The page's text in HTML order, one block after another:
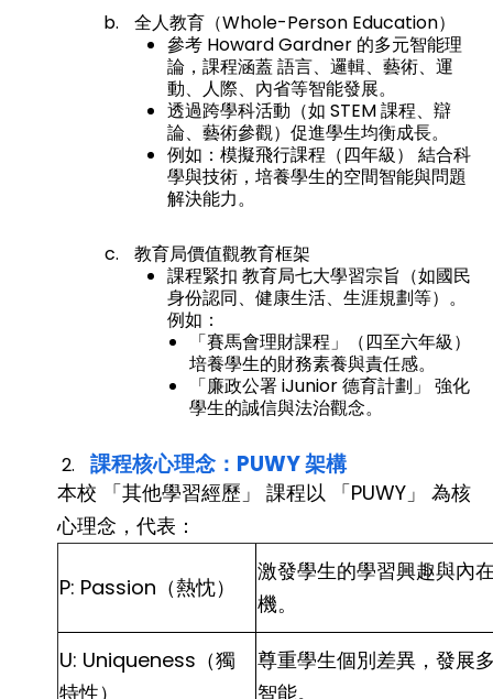
全人教育（Whole-Person Education）
參考 Howard Gardner 的多元智能理
論，課程涵蓋 語言、邏輯、藝術、運
動、人際、內省等智能發展。
透過跨學科活動（如 STEM 課程、辯
論、藝術參觀）促進學生均衡成長。
例如：模擬飛行課程（四年級） 結合科
學與技術，培養學生的空間智能與問題
解決能力。
教育局價值觀教育框架
課程緊扣 教育局七大學習宗旨（如國民
身份認同、健康生活、生涯規劃等）。
例如：
「賽馬會理財課程」（四至六年級）
培養學生的財務素養與責任感。
「廉政公署 iJunior 德育計劃」 強化
學生的誠信與法治觀念。
課程核心理念：PUWY 架構
本校 「其他學習經歷」 課程以 「PUWY」 為核
心理念，代表：
P: Passion（熱忱）
激發學生的學習興趣與內
機。
U: Uniqueness（獨
特性）
尊重學生個別差異，發展
智能。